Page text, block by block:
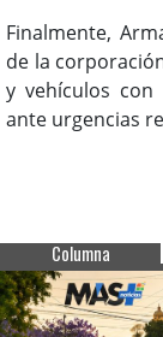
Finalmente,
de la
y vehículos
ante urgencias
Columna